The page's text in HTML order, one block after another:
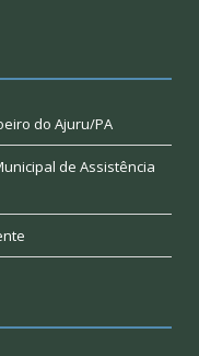
do Ajuru/PA
de Assistência